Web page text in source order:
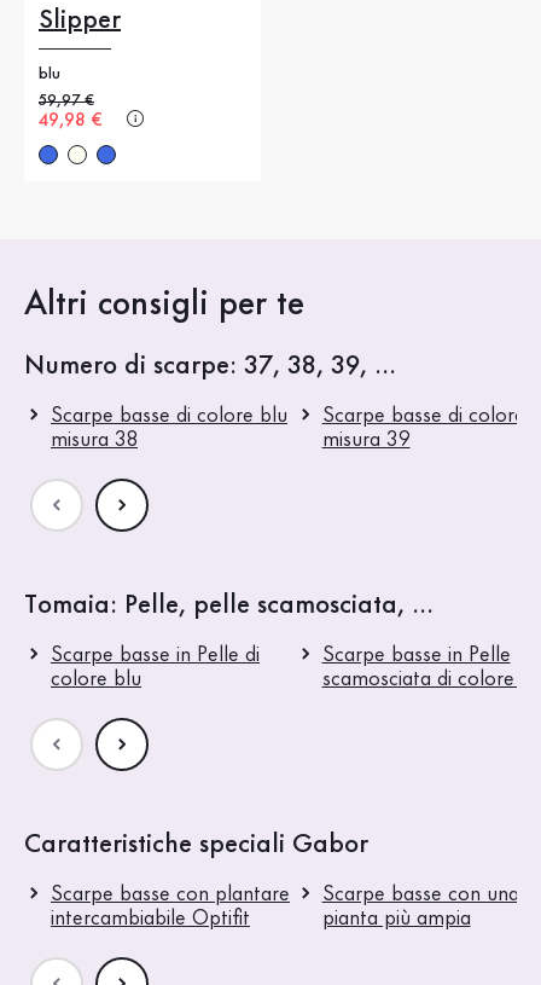
Slipper
blu
Prezzo precedente
59,97 €
Nuovo prezzo
49,98 €
Altri consigli per te
Numero di scarpe: 37, 38, 39, ...
Scarpe basse di colore blu
misura 38
Scarpe basse di colore
misura 39
Tomaia: Pelle, pelle scamosciata, ...
Scarpe basse in Pelle di
colore blu
Scarpe basse in Pelle
scamosciata di colore
Caratteristiche speciali Gabor
Scarpe basse con plantare
intercambiabile Optifit
Scarpe basse con una
pianta più ampia